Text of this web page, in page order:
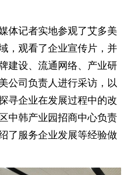
体记者实地参观了艾多美
，观看了企业宣传片，并
建设、流通网络、产业研
公司负责人进行采访，以
寻企业在发展过程中的改
中韩产业园招商中心负责
了服务企业发展等经验做